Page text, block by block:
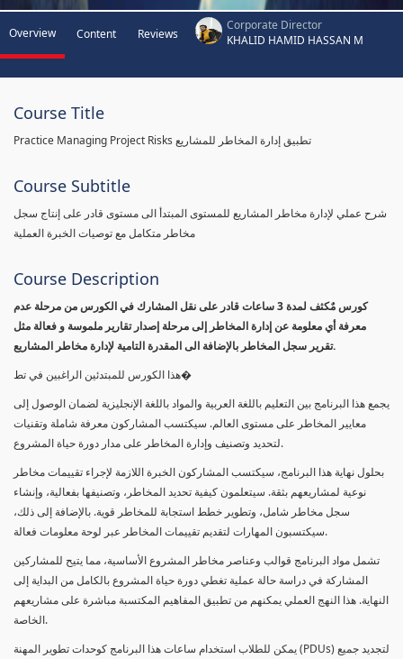
Overview Content Reviews
Corporate Director
KHALID HAMID HASSAN M
Course Title
Practice Managing Project Risks تطبيق إدارة المخاطر للمشاريع
Course Subtitle
شرح عملي لإدارة مخاطر المشاريع للمستوى المبتدأ الى مستوى قادر على إنتاج سجل
مخاطر متكامل مع توصيات الخبرة العملية
Course Description
كورس مٌكثف لمدة 3 ساعات قادر على نقل المشارك في الكورس من مرحلة عدم
معرفة أي معلومة عن إدارة المخاطر إلى مرحلة إصدار تقارير ملموسة و فعالة مثل
تقرير سجل المخاطر بالإضافة الى المقدرة التامية لإدارة مخاطر المشاريع.
هذا الكورس للمبتدئين الراغبين في تط�
يجمع هذا البرنامج بين التعليم باللغة العربية والمواد باللغة الإنجليزية لضمان الوصول إلى
معايير المخاطر على مستوى العالم. سيكتسب المشاركون معرفة شاملة وتقنيات
لتحديد وتصنيف وإدارة المخاطر على مدار دورة حياة المشروع.
بحلول نهاية هذا البرنامج، سيكتسب المشاركون الخبرة اللازمة لإجراء تقييمات مخاطر
نوعية لمشاريعهم بثقة. سيتعلمون كيفية تحديد المخاطر، وتصنيفها بفعالية، وإنشاء
سجل مخاطر شامل، وتطوير خطط استجابة للمخاطر قوية. بالإضافة إلى ذلك،
سيكتسبون المهارات لتقديم تقييمات المخاطر عبر لوحة معلومات فعالة.
تشمل مواد البرنامج قوالب وعناصر مخاطر المشروع الأساسية، مما يتيح للمشاركين
المشاركة في دراسة حالة عملية تغطي دورة حياة المشروع بالكامل من البداية إلى
النهاية. هذا النهج العملي يمكنهم من تطبيق المفاهيم المكتسبة مباشرة على مشاريعهم
الخاصة.
يمكن للطلاب استخدام ساعات هذا البرنامج كوحدات تطوير المهنة (PDUs) لتجديد جميع